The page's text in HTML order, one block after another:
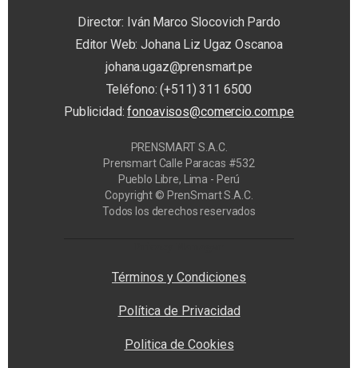
Director: Iván Marco Slocovich Pardo
Editor Web: Johana Liz Ugaz Oscanoa
johana.ugaz@prensmart.pe
Teléfono: (+511) 311 6500
Publicidad:fonoavisos@comercio.com.pe
PRENSMART S.A.C.
Prensmart Calle Paracas #532
Pueblo Libre, Lima - Perú
Copyright © PrenSmart S.A.C.
Todos los derechos reservados
Términos y Condiciones
Política de Privacidad
Politica de Cookies